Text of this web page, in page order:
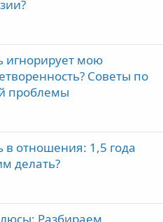
игнорирует мою
Советы по
проблемы
в отношения: 1,5 года
делать?